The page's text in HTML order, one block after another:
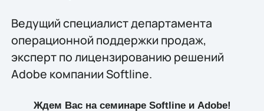
Ведущий специалист департамента
операционной поддержки продаж,
эксперт по лицензированию решений
Adobe компании Softline.
Ждем Вас на семинаре Softline и Adobe!